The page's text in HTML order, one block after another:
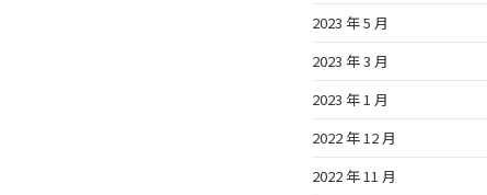
2023 年 5 月
2023 年 3 月
2023 年 1 月
2022 年 12 月
2022 年 11 月